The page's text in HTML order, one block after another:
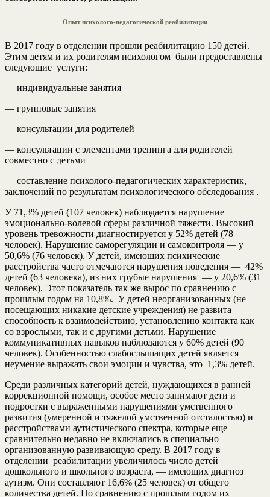
Опыт психолого-педагогической реабилитации
В 2017 году в отделении прошли реабилитацию 150 детей.
Этим детям и их родителям психологом были предоставлены
следующие услуги:
— индивидуальные занятия
— групповые занятия
— консультации для родителей
— консультации с элементами тренинга для родителей
совместно с детьми
— составление психолого-педагогических характеристик,
заключений по результатам психологического обследования .
У 71,3% детей (107 человек) наблюдается нарушение
эмоционально-волевой сферы различной тяжести. Высокий
уровень тревожности диагностируется у 52% детей (78
человек). Нарушение саморегуляции и самоконтроля — у
50,6% (76 человек). У детей, имеющих психические
расстройства часто отмечаются нарушения поведения — 42%
детей (63 человека), из них грубые нарушения — у 20,6% (31
человек). Этот показатель так же вырос по сравнению с
прошлым годом на 10,8%. У детей неорганизованных (не
посещающих никакие детские учреждения) не развита
способность к взаимодействию, установлению контакта как
со взрослыми, так и с другими детьми. Нарушение
коммуникативных навыков наблюдаются у 60% детей (90
человек). Особенностью слабослышащих детей является
неумение выражать свои эмоции и чувства, это 1,3% детей.
Среди различных категорий детей, нуждающихся в ранней
коррекционной помощи, особое место занимают дети и
подростки с выраженными нарушениями умственного
развития (умеренной и тяжелой умственной отсталостью) и
расстройствами аутистического спектра, которые еще
сравнительно недавно не включались в специально
организованную развивающую среду. В 2017 году в
отделении реабилитации увеличилось число детей
дошкольного и школьного возраста, — имеющих диагноз
аутизм. Они составляют 16,6% (25 человек) от общего
количества детей. По сравнению с прошлым годом их